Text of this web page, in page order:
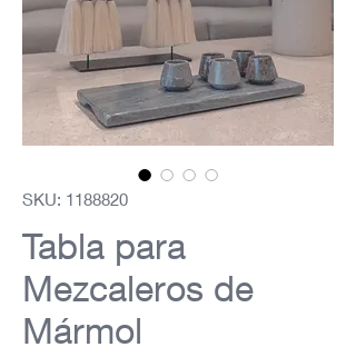
SKU: 1188820
Tabla para
Mezcaleros de
Mármol